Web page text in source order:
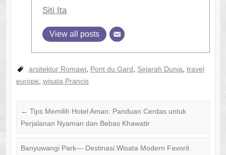
Siti Ita
View all posts
arsitektur Romawi Pont du Gard Sejarah Dunia travel
europe wisata Prancis
← Tips Memilih Hotel Aman: Panduan Cerdas untuk
Perjalanan Nyaman dan Bebas Khawatir
Banyuwangi Park— Destinasi Wisata Modern Favorit